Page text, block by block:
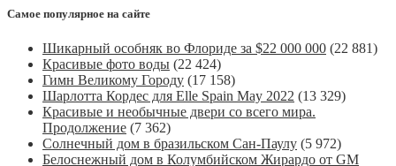
Самое популярное на сайте
Шикарный особняк во Флориде за $22 000 000 (22 881)
Красивые фото воды (22 424)
Гимн Великому Городу (17 158)
Шарлотта Кордес для Elle Spain May 2022 (13 329)
Красивые и необычные двери со всего мира.
Продолжение (7 362)
Солнечный дом в бразильском Сан-Паулу (5 972)
Белоснежный дом в Колумбийском Жирардо от GM